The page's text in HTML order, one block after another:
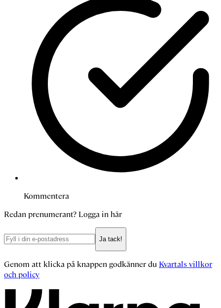
Kommentera
Redan prenumerant? Logga in här
Ja tack!
Genom att klicka på knappen godkänner du Kvartals villkor
och policy